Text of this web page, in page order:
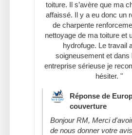
toiture. Il s’avère que ma
affaissé. Il y a eu donc un
de charpente
nettoyage de ma toiture et
hydrofuge. Le travail
soigneusement et dans
entreprise sérieuse je
hésiter. "
Réponse de
couverture
Bonjour RM, Merci
de nous donner votre